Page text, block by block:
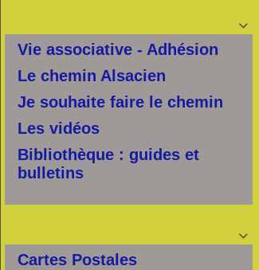

Vie associative - Adhésion
Le chemin Alsacien
Je souhaite faire le chemin
Les vidéos
Bibliothèque : guides et
bulletins

Cartes Postales